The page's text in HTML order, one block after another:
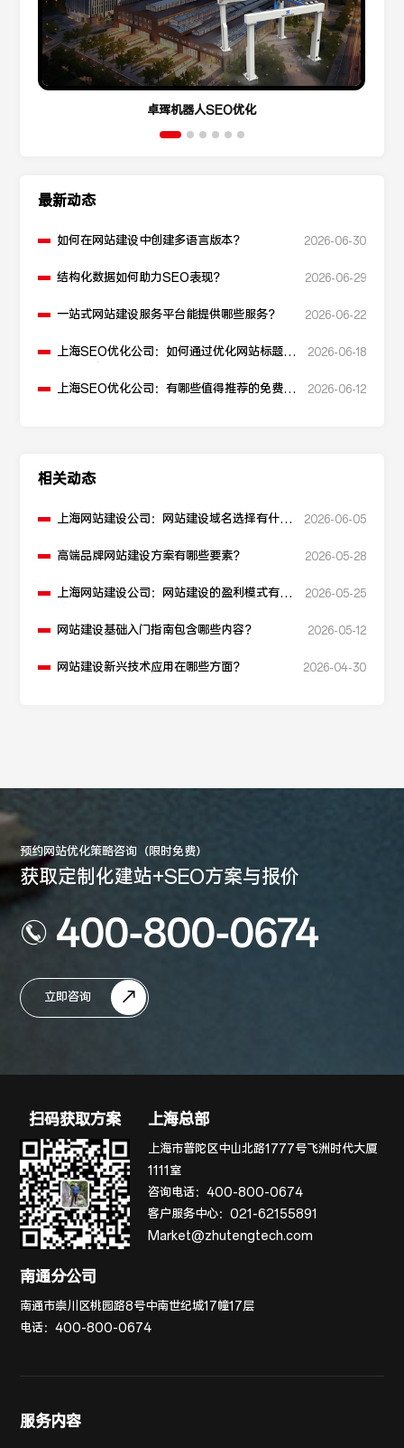
卓珲机器人SEO优化
最新动态
如何在网站建设中创建多语言版本？ 2026-06-30
结构化数据如何助力SEO表现？ 2026-06-29
一站式网站建设服务平台能提供哪些服务？ 2026-06-22
上海SEO优化公司：如何通过优化网站标题提
2026-06-18
上海SEO优化公司：有哪些值得推荐的免费
2026-06-12
相关动态
上海网站建设公司：网站建设域名选择有什么
2026-06-05
高端品牌网站建设方案有哪些要素？ 2026-05-28
上海网站建设公司：网站建设的盈利模式有哪
2026-05-25
网站建设基础入门指南包含哪些内容？ 2026-05-12
网站建设新兴技术应用在哪些方面？ 2026-04-30
预约网站优化策略咨询（限时免费）
获取定制化建站+SEO方案与报价
400-800-0674
立即咨询
扫码获取方案 上海总部
上海市普陀区中山北路1777号飞洲时代大厦
1111室
咨询电话：400-800-0674
客户服务中心：021-62155891
Market@zhutengtech.com
南通分公司
南通市崇川区桃园路8号中南世纪城17幢17层
电话：400-800-0674
服务内容